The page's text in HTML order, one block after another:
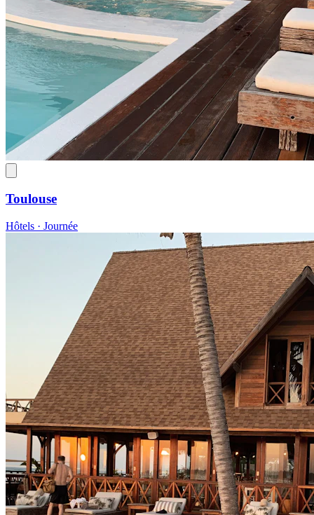
Toulouse
Hôtels · Journée